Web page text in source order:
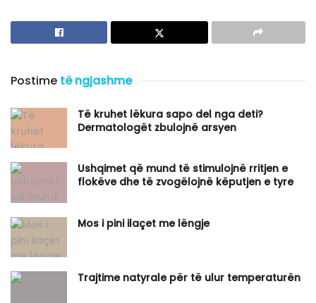
Postime të ngjashme
Të kruhet lëkura sapo del nga deti?
Dermatologët zbulojnë arsyen
Ushqimet që mund të stimulojnë rritjen e
flokëve dhe të zvogëlojnë këputjen e tyre
Mos i pini ilaçet me lëngje
Trajtime natyrale për të ulur temperaturën